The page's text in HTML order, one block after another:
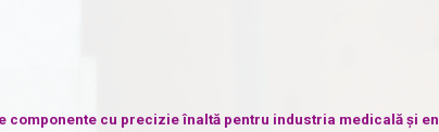
cu precizie înaltă pentru industria medicală și